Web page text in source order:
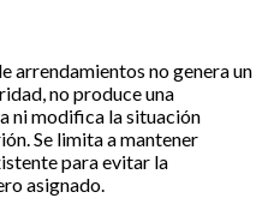
arrendamientos no genera un
no produce una
ni modifica la situación
Se limita a mantener
para evitar la
asignado.